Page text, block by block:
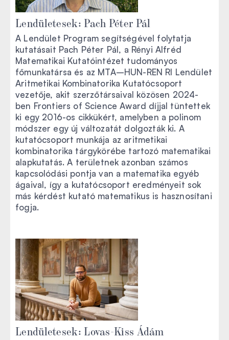
Lendületesek: Pach Péter Pál
A Lendület Program segítségével folytatja
kutatásait Pach Péter Pál, a Rényi Alfréd
Matematikai Kutatóintézet tudományos
főmunkatársa és az MTA–HUN-REN RI Lendület
Aritmetikai Kombinatorika Kutatócsoport
vezetője, akit szerzőtársaival közösen 2024-
ben Frontiers of Science Award díjjal tüntettek
ki egy 2016-os cikkükért, amelyben a polinom
módszer egy új változatát dolgozták ki. A
kutatócsoport munkája az aritmetikai
kombinatorika tárgykörébe tartozó matematikai
alapkutatás. A területnek azonban számos
kapcsolódási pontja van a matematika egyéb
ágaival, így a kutatócsoport eredményeit sok
más kérdést kutató matematikus is hasznosítani
fogja.
Lendületesek: Lovas-Kiss Ádám